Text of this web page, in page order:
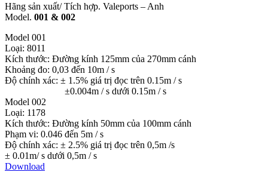
Hãng sản xuất/ Tích hợp. Valeports – Anh
Model. 001 & 002
Model 001
Loại: 8011
Kích thước: Đường kính 125mm của 270mm cánh
Khoảng đo: 0,03 đến 10m / s
Độ chính xác: ± 1.5% giá trị đọc trên 0.15m / s
±0.004m / s dưới 0.15m / s
Model 002
Loại: 1178
Kích thước: Đường kính 50mm của 100mm cánh
Phạm vi: 0.046 đến 5m / s
Độ chính xác: ± 2.5% giá trị đọc trên 0,5m /s
± 0.01m/ s dưới 0,5m / s
Download